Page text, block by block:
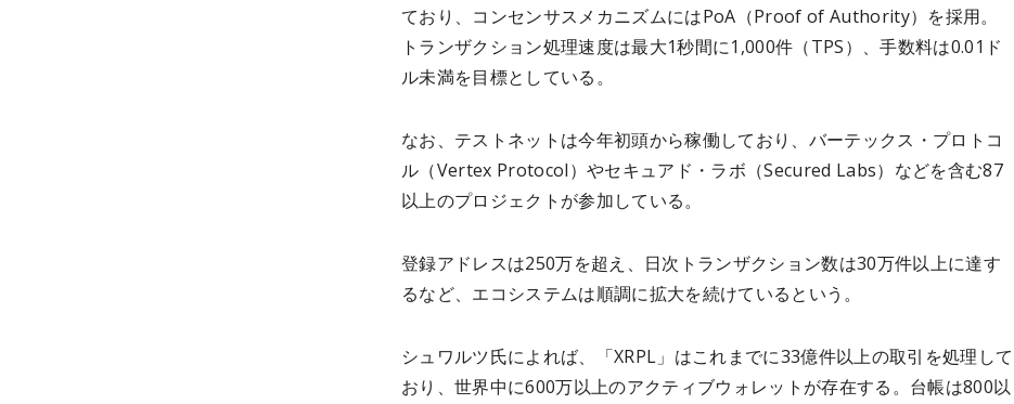
ており、コンセンサスメカニズムにはPoA（Proof of Authority）を採用。
トランザクション処理速度は最大1秒間に1,000件（TPS）、手数料は0.01ド
ル未満を目標としている。
なお、テストネットは今年初頭から稼働しており、バーテックス・プロトコ
ル（Vertex Protocol）やセキュアド・ラボ（Secured Labs）などを含む87
以上のプロジェクトが参加している。
登録アドレスは250万を超え、日次トランザクション数は30万件以上に達す
るなど、エコシステムは順調に拡大を続けているという。
シュワルツ氏によれば、「XRPL」はこれまでに33億件以上の取引を処理して
おり、世界中に600万以上のアクティブウォレットが存在する。台帳は800以